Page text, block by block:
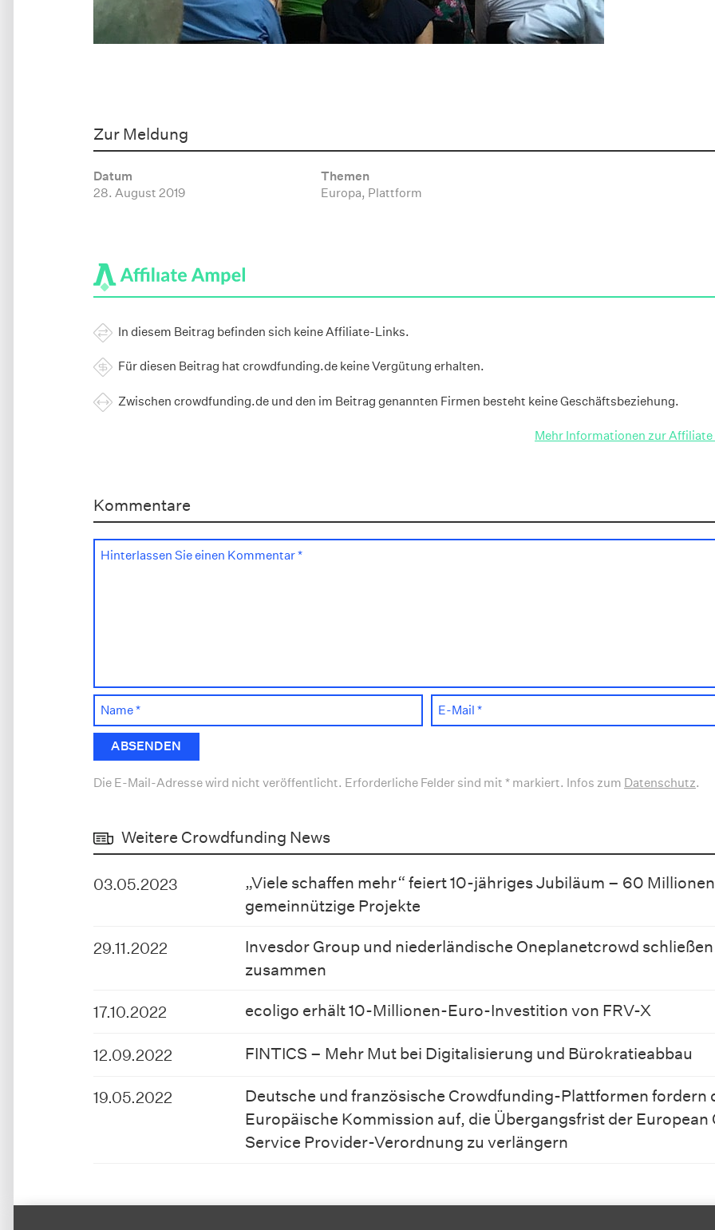
Zur Meldung
Datum
28. August 2019
Themen
Europa, Plattform
In diesem Beitrag befinden sich keine Affiliate-Links.
Für diesen Beitrag hat crowdfunding.de keine Vergütung erhalten.
Zwischen crowdfunding.de und den im Beitrag genannten Firmen besteht keine Geschäftsbeziehung.
Mehr Informationen zur Affiliate
Kommentare
Die E-Mail-Adresse wird nicht veröffentlicht. Erforderliche Felder sind mit * markiert. Infos zum Datenschutz.
Weitere Crowdfunding News
03.05.2023
„Viele schaffen mehr“ feiert 10-jähriges Jubiläum – 60
gemeinnützige Projekte
29.11.2022
Invesdor Group und niederländische Oneplanetcrowd
zusammen
17.10.2022 ecoligo erhält 10-Millionen-Euro-Investition von FRV-X
12.09.2022 FINTICS – Mehr Mut bei Digitalisierung und Bürokratieabbau
19.05.2022
Deutsche und französische Crowdfunding-Plattformen fordern
Europäische Kommission auf, die Übergangsfrist der
Service Provider-Verordnung zu verlängern